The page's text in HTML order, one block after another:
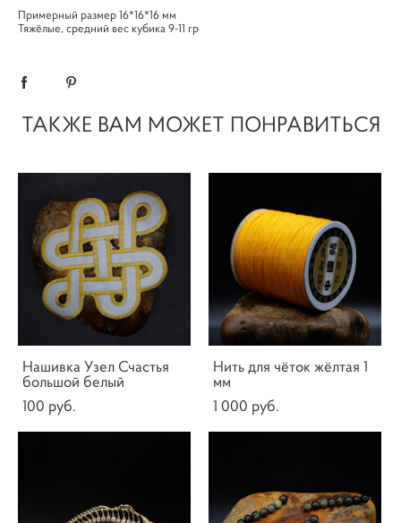
Примерный размер 16*16*16 мм
Тяжёлые, средний вес кубика 9-11 гр
ТАКЖЕ ВАМ МОЖЕТ ПОНРАВИТЬСЯ
Нашивка Узел Счастья
большой белый
100 pуб.
Нить для чёток жёлтая 1
мм
1 000 pуб.